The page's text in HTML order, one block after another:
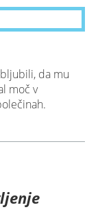
da mu
moč v